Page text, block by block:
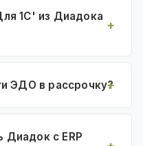
1С' из Диадока
ЭДО в рассрочку?
Диадок с ERP